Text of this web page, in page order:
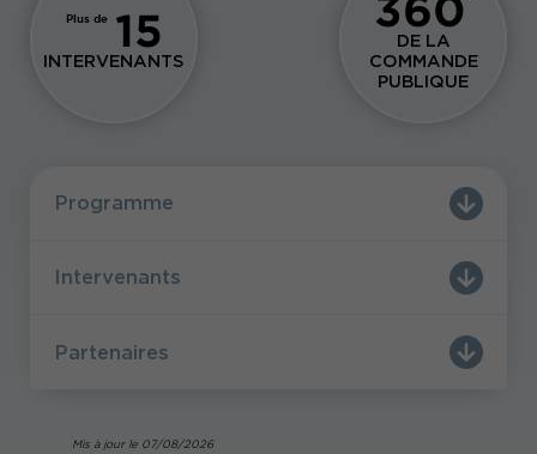
Plus de 15
INTERVENANTS
DE LA
COMMANDE
PUBLIQUE
Programme
Intervenants
Partenaires
Mis à jour le 07/08/2026